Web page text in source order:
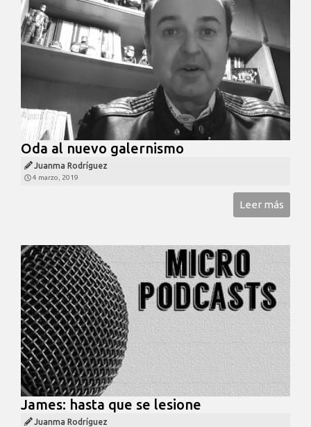
Oda al nuevo galernismo
Juanma Rodríguez
4 marzo, 2019
Leer más
James: hasta que se lesione
Juanma Rodríguez